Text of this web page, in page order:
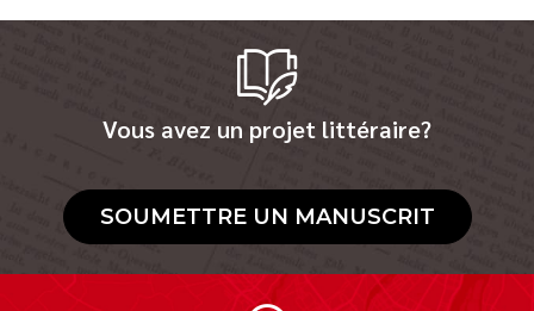
Vous avez un projet littéraire?
SOUMETTRE UN MANUSCRIT